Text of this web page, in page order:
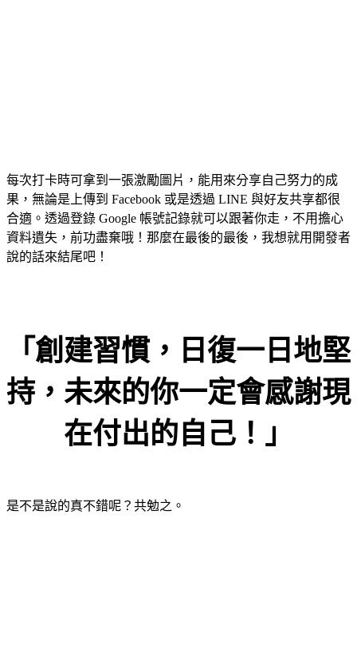
每次打卡時可拿到一張激勵圖片，能用來分享自己努力的成
果，無論是上傳到 Facebook 或是透過 LINE 與好友共享都很
合適。透過登錄 Google 帳號記錄就可以跟著你走，不用擔心
資料遺失，前功盡棄哦！那麼在最後的最後，我想就用開發者
說的話來結尾吧！
「創建習慣，日復一日地堅
持，未來的你一定會感謝現
在付出的自己！」
是不是說的真不錯呢？共勉之。